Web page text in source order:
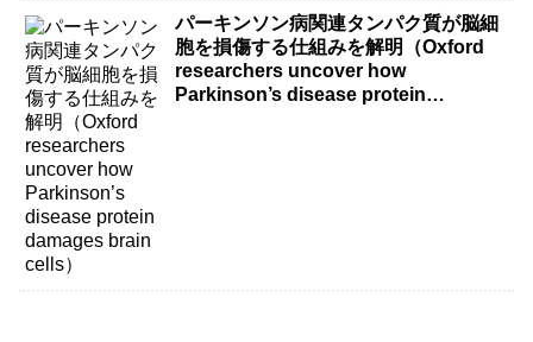
パーキンソン病関連タンパク質が脳細
胞を損傷する仕組みを解明（Oxford
researchers uncover how
Parkinson’s disease protein